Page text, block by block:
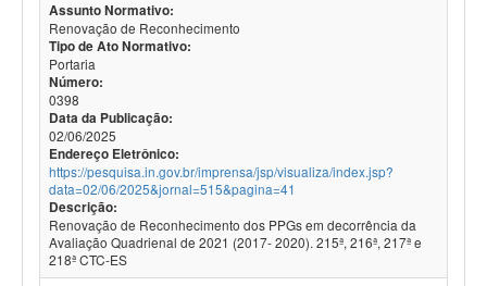
Assunto Normativo:
Renovação de Reconhecimento
Tipo de Ato Normativo:
Portaria
Número:
0398
Data da Publicação:
02/06/2025
Endereço Eletrônico:
https://pesquisa.in.gov.br/imprensa/jsp/visualiza/index.jsp?
data=02/06/2025&jornal=515&pagina=41
Descrição:
Renovação de Reconhecimento dos PPGs em decorrência da
Avaliação Quadrienal de 2021 (2017- 2020). 215ª, 216ª, 217ª e
218ª CTC-ES